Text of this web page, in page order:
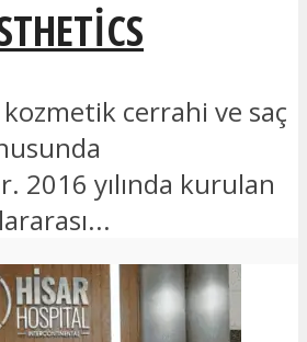
cerrahi ve saç
2016 yılında kurulan